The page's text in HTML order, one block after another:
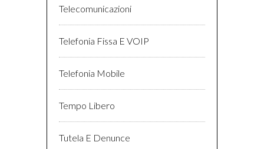
Telecomunicazioni
Telefonia Fissa E VOIP
Telefonia Mobile
Tempo Libero
Tutela E Denunce